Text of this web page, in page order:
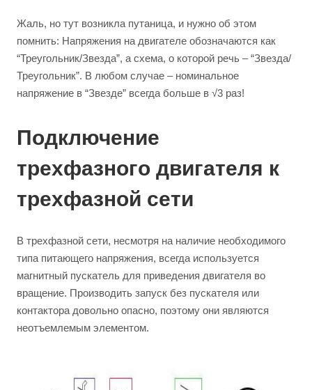
Жаль, но тут возникла путаница, и нужно об этом
помнить: Напряжения на двигателе обозначаются как
“Треугольник/Звезда”, а схема, о которой речь – “Звезда/
Треугольник”. В любом случае – номинальное
напряжение в “Звезде” всегда больше в √3 раз!
Подключение
трехфазного двигателя к
трехфазной сети
В трехфазной сети, несмотря на наличие необходимого
типа питающего напряжения, всегда используется
магнитный пускатель для приведения двигателя во
вращение. Производить запуск без пускателя или
контактора довольно опасно, поэтому они являются
неотъемлемым элементом.